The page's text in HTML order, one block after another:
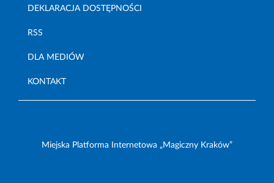
DEKLARACJA DOSTĘPNOŚCI
RSS
DLA MEDIÓW
KONTAKT
Miejska Platforma Internetowa „Magiczny Kraków”